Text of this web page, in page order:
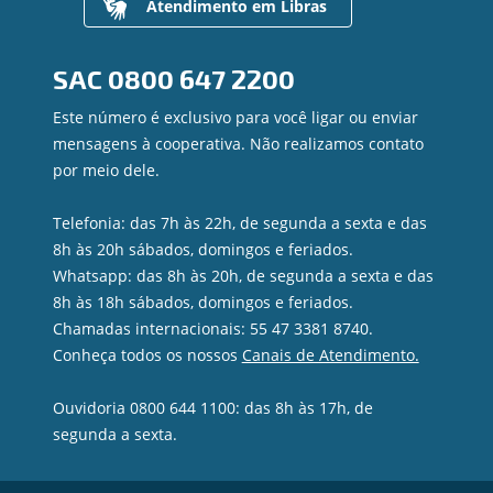
Contato
Ouvidoria
Atendimento em Libras
SAC 0800 647 2200
Este número é exclusivo para você ligar ou enviar
mensagens à cooperativa. Não realizamos contato
por meio dele.
Telefonia: das 7h às 22h, de segunda a sexta e das
8h às 20h sábados, domingos e feriados.
Whatsapp: das 8h às 20h, de segunda a sexta e das
8h às 18h sábados, domingos e feriados.
Chamadas internacionais: 55 47 3381 8740.
Conheça todos os nossos Canais de Atendimento.
Ouvidoria 0800 644 1100: das 8h às 17h, de
segunda a sexta.